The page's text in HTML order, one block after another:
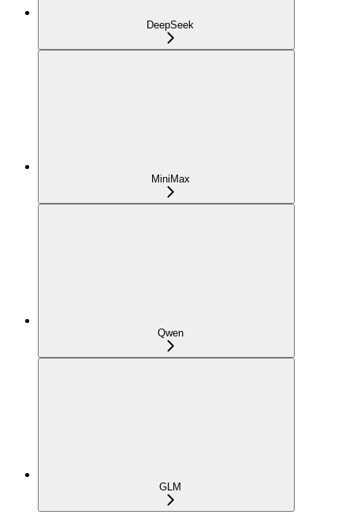
DeepSeek
MiniMax
Qwen
GLM